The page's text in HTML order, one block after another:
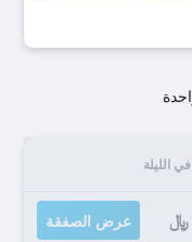
الليلة
عرض الصفقة